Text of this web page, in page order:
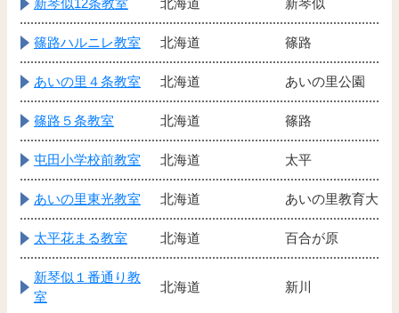
新琴似12条教室 北海道 新琴似
篠路ハルニレ教室 北海道 篠路
あいの里４条教室 北海道 あいの里公園
篠路５条教室 北海道 篠路
屯田小学校前教室 北海道 太平
あいの里東光教室 北海道 あいの里教育大
太平花まる教室 北海道 百合が原
新琴似１番通り教
室
北海道 新川